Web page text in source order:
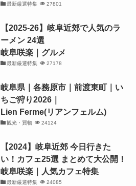
最新厳選特集 27801
【2025-26】岐阜近郊で人気のラ
ーメン 24選
岐阜咲楽｜グルメ
最新厳選特集 27178
岐阜県｜各務原市｜前渡東町｜い
ちご狩り2026｜
Lien Ferme(リアンフェルム)
観光・買物 24124
【2024】岐阜近郊 今日行きた
い！カフェ25選 まとめて大公開！
岐阜咲楽｜人気カフェ特集
最新厳選特集 24085